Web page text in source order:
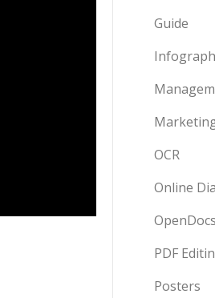
Guide
OCR
Online
OpenDocs
PDF
Posters